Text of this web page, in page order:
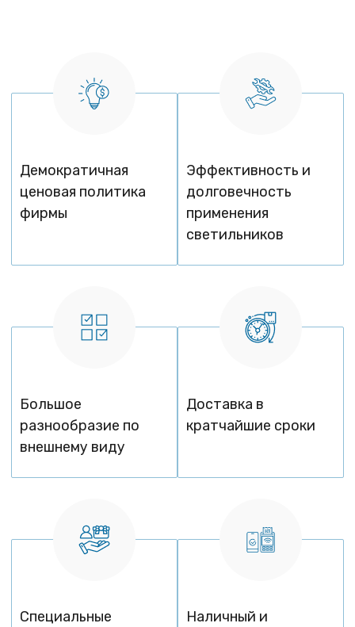
Демократичная
ценовая политика
фирмы
Эффективность и
долговечность
применения
светильников
Большое
разнообразие по
внешнему виду
Доставка в
кратчайшие сроки
Специальные
Наличный и